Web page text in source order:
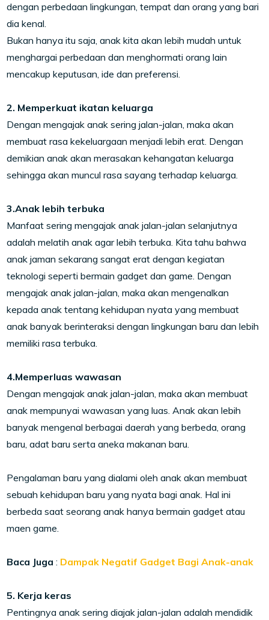
dengan perbedaan lingkungan, tempat dan orang yang bari
dia kenal.
Bukan hanya itu saja, anak kita akan lebih mudah untuk
menghargai perbedaan dan menghormati orang lain
mencakup keputusan, ide dan preferensi.
2. Memperkuat ikatan keluarga
Dengan mengajak anak sering jalan-jalan, maka akan
membuat rasa kekeluargaan menjadi lebih erat. Dengan
demikian anak akan merasakan kehangatan keluarga
sehingga akan muncul rasa sayang terhadap keluarga.
3.Anak lebih terbuka
Manfaat sering mengajak anak jalan-jalan selanjutnya
adalah melatih anak agar lebih terbuka. Kita tahu bahwa
anak jaman sekarang sangat erat dengan kegiatan
teknologi seperti bermain gadget dan game. Dengan
mengajak anak jalan-jalan, maka akan mengenalkan
kepada anak tentang kehidupan nyata yang membuat
anak banyak berinteraksi dengan lingkungan baru dan lebih
memiliki rasa terbuka.
4.Memperluas wawasan
Dengan mengajak anak jalan-jalan, maka akan membuat
anak mempunyai wawasan yang luas. Anak akan lebih
banyak mengenal berbagai daerah yang berbeda, orang
baru, adat baru serta aneka makanan baru.
Pengalaman baru yang dialami oleh anak akan membuat
sebuah kehidupan baru yang nyata bagi anak. Hal ini
berbeda saat seorang anak hanya bermain gadget atau
maen game.
Baca Juga : Dampak Negatif Gadget Bagi Anak-anak
5. Kerja keras
Pentingnya anak sering diajak jalan-jalan adalah mendidik